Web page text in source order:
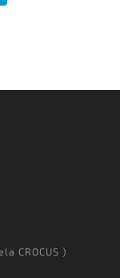
CROCUS )